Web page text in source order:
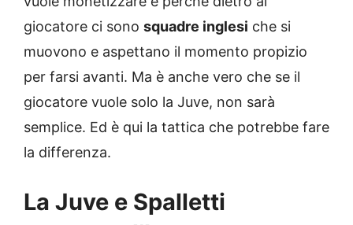
giocatore ci sono squadre inglesi che si
muovono e aspettano il momento propizio
per farsi avanti. Ma è anche vero che se il
giocatore vuole solo la Juve, non sarà
semplice. Ed è qui la tattica che potrebbe fare
la differenza.
La Juve e Spalletti